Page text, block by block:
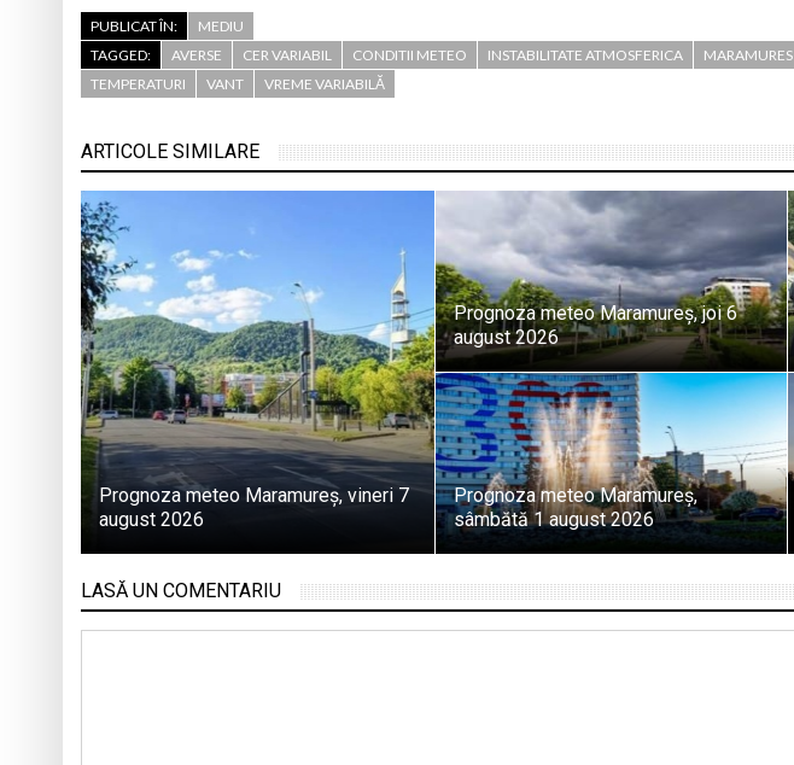
PUBLICAT ÎN:
MEDIU
TAGGED:
AVERSE CER VARIABIL CONDITII METEO INSTABILITATE ATMOSFERICA MARAMURES
TEMPERATURI
VANT VREME VARIABILĂ
ARTICOLE SIMILARE
Prognoza meteo Maramureș, vineri 7
august 2026
Prognoza meteo Maramureș, joi 6
august 2026
Prognoza meteo Maramureș,
sâmbătă 1 august 2026
LASĂ UN COMENTARIU